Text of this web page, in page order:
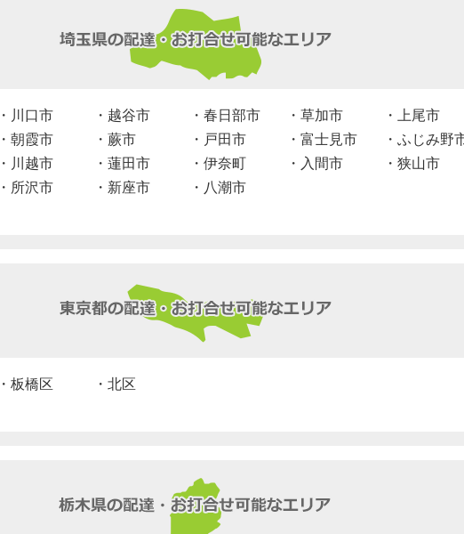
川口市 越谷市 春日部市 草加市
上尾市
朝霞市 蕨市 戸田市 富士見市
ふじみ野
川越市 蓮田市 伊奈町 入間市
狭山市
所沢市 新座市 八潮市
板橋区 北区